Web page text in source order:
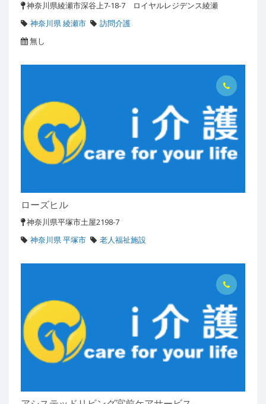
神奈川県綾瀬市深谷上7-18-7 ロイヤルレジデンス綾瀬
神奈川県 綾瀬市
訪問介護
無し
ローズヒル
神奈川県平塚市土屋2198-7
神奈川県 平塚市
老人福祉施設